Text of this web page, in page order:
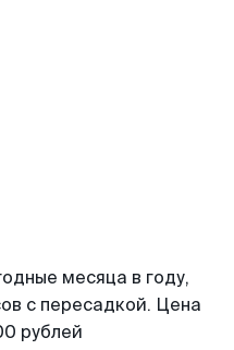
месяца в году,
с пересадкой. Цена
рублей